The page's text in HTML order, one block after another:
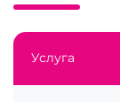
Услуга